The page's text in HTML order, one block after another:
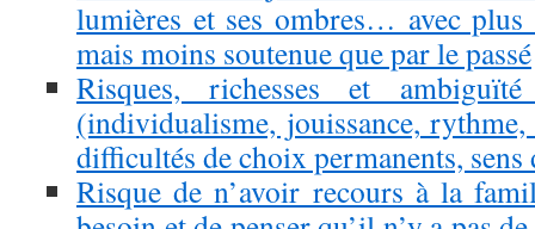
lumières et ses ombres… avec
mais moins soutenue que par le passé
Risques, richesses et
(individualisme, jouissance, rythme,
difficultés de choix permanents, sens
Risque de n’avoir recours à la